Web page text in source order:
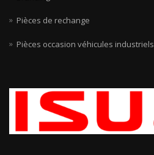
Pièces de rechange
Pièces occasion véhicules industriels